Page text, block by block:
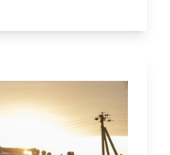
C. Keberagaman
depannya.Pada
Park membahas
Yuk cek